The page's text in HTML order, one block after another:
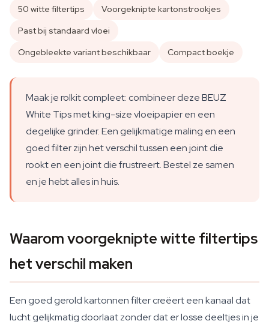
50 witte filtertips
Voorgeknipte kartonstrookjes
Past bij standaard vloei
Ongebleekte variant beschikbaar
Compact boekje
Maak je rolkit compleet: combineer deze BEUZ
White Tips met king-size vloeipapier en een
degelijke grinder. Een gelijkmatige maling en een
goed filter zijn het verschil tussen een joint die
rookt en een joint die frustreert. Bestel ze samen
en je hebt alles in huis.
Waarom voorgeknipte witte filtertips
het verschil maken
Een goed gerold kartonnen filter creëert een kanaal dat
lucht gelijkmatig doorlaat zonder dat er losse deeltjes in je